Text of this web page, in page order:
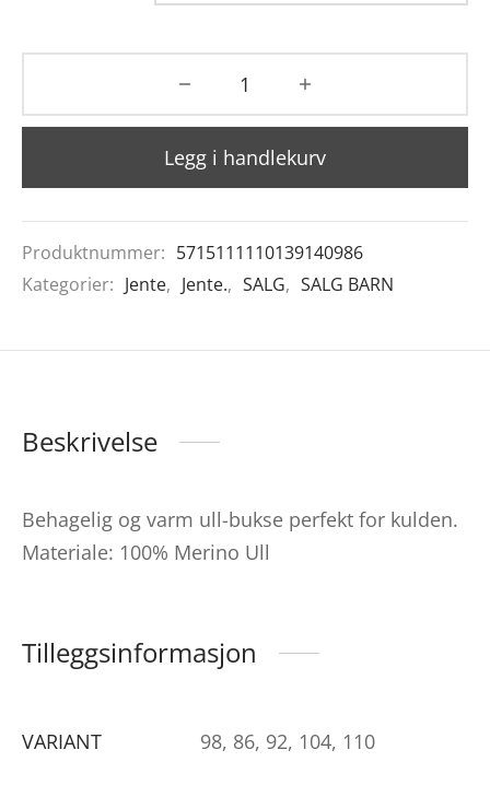
Legg i handlekurv
Produktnummer: 5715111110139140986
Kategorier: Jente, Jente., SALG, SALG BARN
Beskrivelse
Behagelig og varm ull-bukse perfekt for kulden.
Materiale: 100% Merino Ull
Tilleggsinformasjon
VARIANT 98, 86, 92, 104, 110